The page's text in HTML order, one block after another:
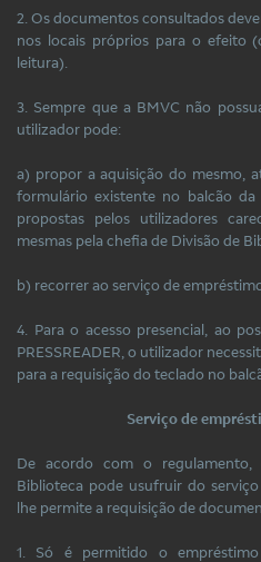
2. Os documentos consultados
nos locais próprios para o efeito
leitura).
3. Sempre que a BMVC não
utilizador pode:
a) propor a aquisição do mesmo,
formulário existente no balcão da
propostas pelos utilizadores
mesmas pela chefia de Divisão de
b) recorrer ao serviço de
4. Para o acesso presencial, ao
PRESSREADER, o utilizador
para a requisição do teclado no
Serviço de
De acordo com o regulamento,
Biblioteca pode usufruir do
lhe permite a requisição de
1. Só é permitido o